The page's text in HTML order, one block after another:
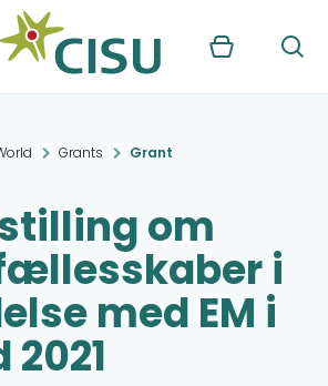
Kurv Søg
Grants Grant
om
i
med EM i